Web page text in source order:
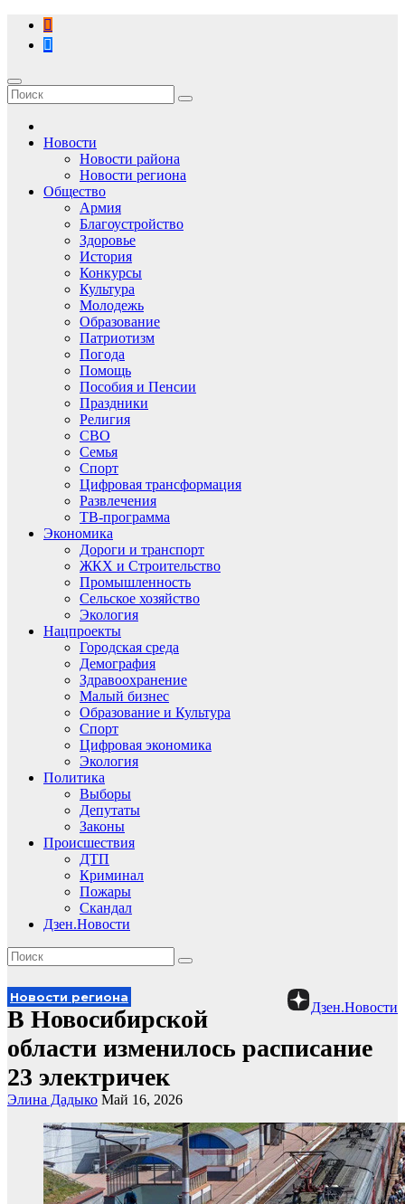
Перейти
содержимому
Новости
Новости района
Новости региона
Общество
Армия
Благоустройство
Здоровье
История
Конкурсы
Культура
Молодежь
Образование
Патриотизм
Погода
Помощь
Пособия и Пенсии
Праздники
Религия
СВО
Семья
Спорт
Цифровая трансформация
Развлечения
ТВ-программа
Экономика
Дороги и транспорт
ЖКХ и Строительство
Промышленность
Сельское хозяйство
Экология
Нацпроекты
Городская среда
Демография
Здравоохранение
Малый бизнес
Образование и Культура
Спорт
Цифровая экономика
Экология
Политика
Выборы
Депутаты
Законы
Происшествия
ДТП
Криминал
Пожары
Скандал
Дзен.Новости
Дзен.Новости
Новости региона
В Новосибирской
области изменилось расписание
23 электричек
Элина Дадыко Май 16, 2026